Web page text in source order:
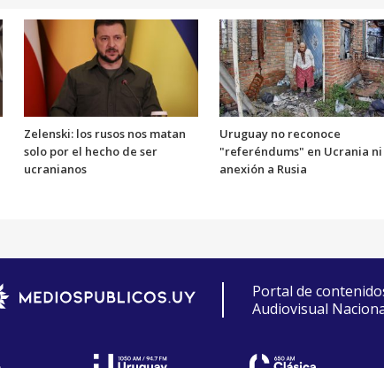
Zelenski: los rusos nos matan
solo por el hecho de ser
ucranianos
Uruguay no reconoce
"referéndums" en Ucrania ni
anexión a Rusia
Portal de
Audiovisual